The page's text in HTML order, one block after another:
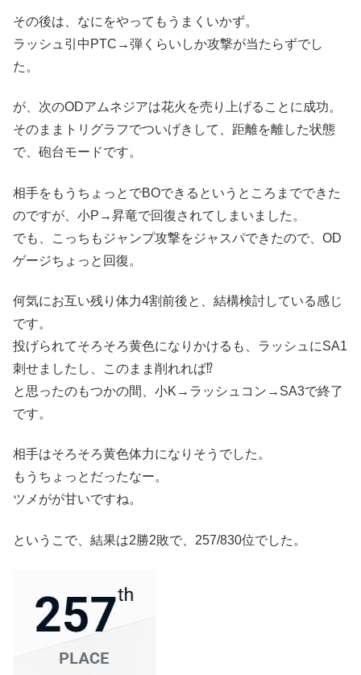
その後は、なにをやってもうまくいかず。
ラッシュ引中PTC→弾くらいしか攻撃が当たらずでし
た。
が、次のODアムネジアは花火を売り上げることに成功。
そのままトリグラフでついげきして、距離を離した状態
で、砲台モードです。
相手をもうちょっとでBOできるというところまでできた
のですが、小P→昇竜で回復されてしまいました。
でも、こっちもジャンプ攻撃をジャスパできたので、OD
ゲージちょっと回復。
何気にお互い残り体力4割前後と、結構検討している感じ
です。
投げられてそろそろ黄色になりかけるも、ラッシュにSA1
刺せましたし、このまま削れれば⁉
と思ったのもつかの間、小K→ラッシュコン→SA3で終了
です。
相手はそろそろ黄色体力になりそうでした。
もうちょっとだったなー。
ツメがが甘いですね。
というこで、結果は2勝2敗で、257/830位でした。